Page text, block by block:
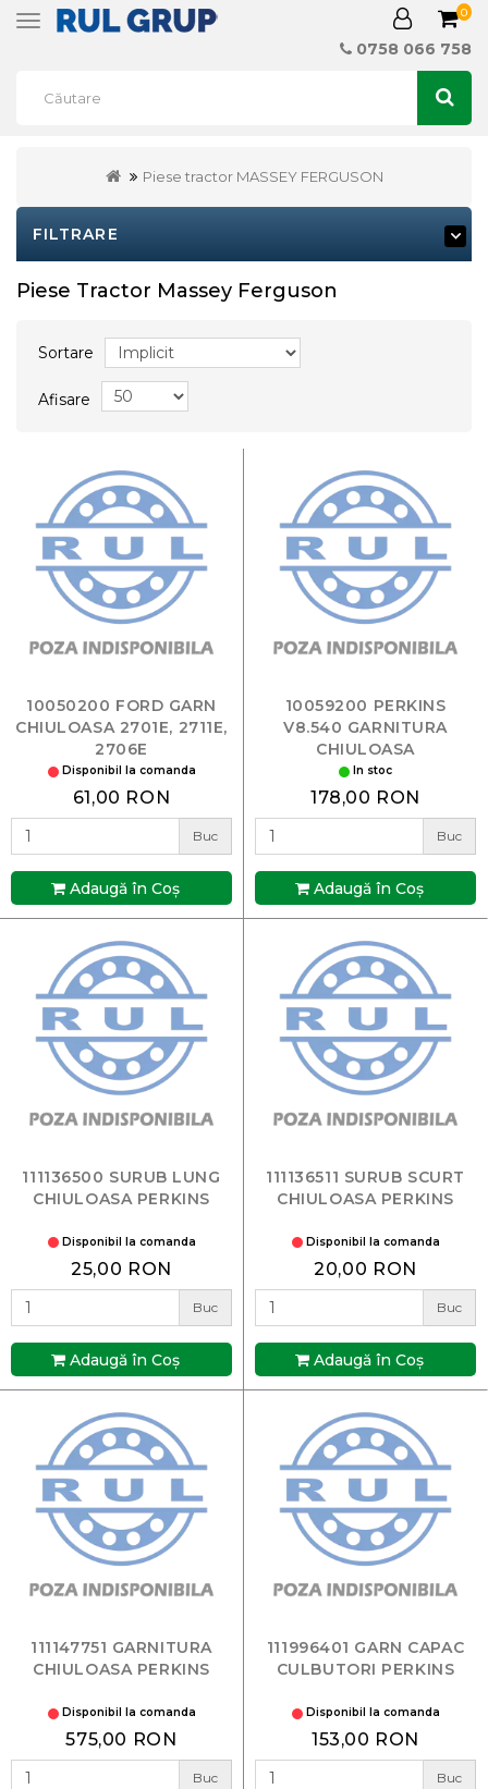
Toggle
0
0758 066 758
Piese tractor MASSEY FERGUSON
FILTRARE
Piese Tractor Massey Ferguson
Sortare
Afisare
10050200 FORD GARN
CHIULOASA 2701E, 2711E,
2706E
Disponibil la comanda
61,00 RON
Buc
Adaugă în Coş
10059200 PERKINS
V8.540 GARNITURA
CHIULOASA
In stoc
178,00 RON
Buc
Adaugă în Coş
111136500 SURUB LUNG
CHIULOASA PERKINS
Disponibil la comanda
25,00 RON
Buc
Adaugă în Coş
111136511 SURUB SCURT
CHIULOASA PERKINS
Disponibil la comanda
20,00 RON
Buc
Adaugă în Coş
111147751 GARNITURA
CHIULOASA PERKINS
Disponibil la comanda
575,00 RON
Buc
111996401 GARN CAPAC
CULBUTORI PERKINS
Disponibil la comanda
153,00 RON
Buc